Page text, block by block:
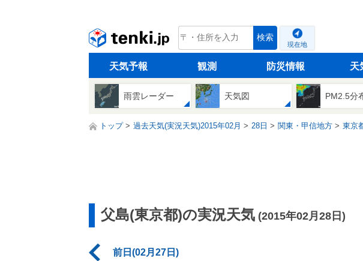
tenki.jp 検索
現在地
天気予報 観測 防災情報 天
雨雲レーダー 天気図 PM2.5分
トップ 過去天気(実況天気)2015年02月 28日 関東・甲信地方 東京
父島(東京都)の実況天気 (2015年02月28日)
前日(02月27日)